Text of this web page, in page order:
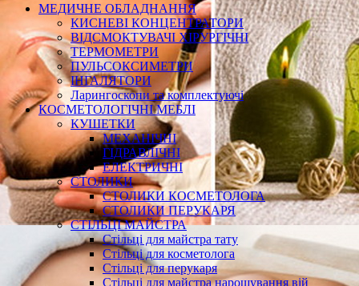
МЕДИЧНЕ ОБЛАДНАННЯ
КИСНЕВІ КОНЦЕНТРАТОРИ
ВІДСМОКТУВАЧІ ХІРУРГІЧНІ
ТЕРМОМЕТРИ
ПУЛЬСОКСИМЕТРИ
ІНГАЛЯТОРИ
Ларингоскопи та комплектуючі
КОСМЕТОЛОГІЧНІ МЕБЛІ
КУШЕТКИ
МЕХАНІЧНІ
ГІДРАВЛІЧНІ
ЕЛЕКТРИЧНІ
СТОЛИКИ
СТОЛИКИ КОСМЕТОЛОГА
СТОЛИКИ ПЕРУКАРЯ
СТІЛЬЦІ МАЙСТРА
Стільці для майстра тату
Стільці для косметолога
Стільці для перукаря
Стільці для майстра нарощування вій